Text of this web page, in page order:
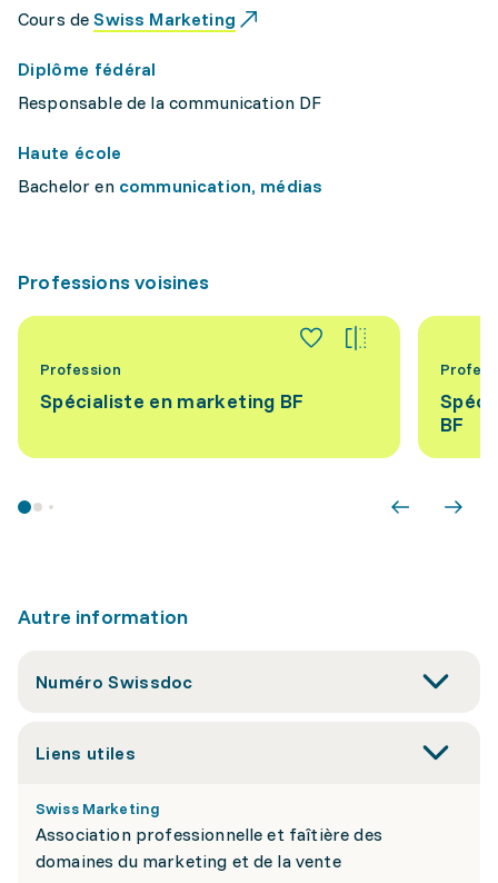
Cours deSwiss Marketing
Diplôme fédéral
Responsable de la communication DF
Haute école
Bachelor en communication, médias
Professions voisines
Profession
Spécialiste en marketing BF
BF
Autre information
Numéro Swissdoc
Liens utiles
Swiss Marketing
Association professionnelle et faîtière des
domaines du marketing et de la vente